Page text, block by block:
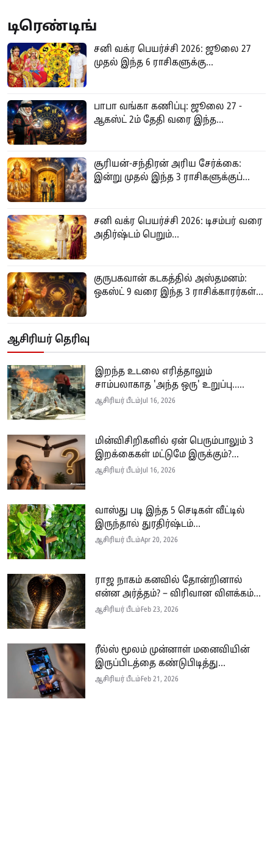
டிரெண்டிங்
சனி வக்ர பெயர்ச்சி 2026: ஜூலை 27
முதல் இந்த 6 ராசிகளுக்கு...
பாபா வங்கா கணிப்பு: ஜூலை 27 -
ஆகஸ்ட் 2ம் தேதி வரை இந்த...
சூரியன்-சந்திரன் அரிய சேர்க்கை:
இன்று முதல் இந்த 3 ராசிகளுக்குப்...
சனி வக்ர பெயர்ச்சி 2026: டிசம்பர் வரை
அதிர்ஷ்டம் பெறும்...
குருபகவான் கடகத்தில் அஸ்தமனம்:
ஒகஸ்ட் 9 வரை இந்த 3 ராசிக்காரர்கள்...
ஆசிரியர் தெரிவு
இறந்த உடலை எரித்தாலும்
சாம்பலாகாத 'அந்த ஒரு' உறுப்பு.....
ஆசிரியர் பீடம் Jul 16, 2026
மின்விசிறிகளில் ஏன் பெரும்பாலும் 3
இறக்கைகள் மட்டுமே இருக்கும்?...
ஆசிரியர் பீடம் Jul 16, 2026
வாஸ்து படி இந்த 5 செடிகள் வீட்டில்
இருந்தால் துரதிர்ஷ்டம்...
ஆசிரியர் பீடம்Apr 20, 2026
ராஜ நாகம் கனவில் தோன்றினால்
என்ன அர்த்தம்? – விரிவான விளக்கம்...
ஆசிரியர் பீடம்Feb 23, 2026
ரீல்ஸ் மூலம் முன்னாள் மனைவியின்
இருப்பிடத்தை கண்டுபிடித்து...
ஆசிரியர் பீடம்Feb 21, 2026